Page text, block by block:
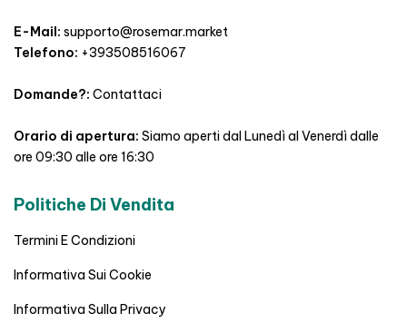
E-Mail: supporto@rosemar.market
Telefono: +393508516067
Domande?: Contattaci
Orario di apertura: Siamo aperti dal Lunedì al Venerdì dalle
ore 09:30 alle ore 16:30
Politiche Di Vendita
Termini E Condizioni
Informativa Sui Cookie
Informativa Sulla Privacy